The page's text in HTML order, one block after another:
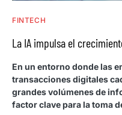
FINTECH
La IA impulsa el
En un entorno donde las
transacciones digitales
grandes volúmenes de
factor clave para la toma